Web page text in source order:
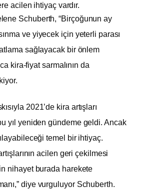
acilen ihtiyaç vardır.
Schuberth, “Birçoğunun ay
ve yiyecek için yeterli parası
sağlayacak bir önlem
kira-fiyat sarmalının da
2021’de kira artışları
yıl yeniden gündeme geldi. Ancak
temel bir ihtiyaç.
acilen geri çekilmesi
nihayet burada harekete
diye vurguluyor Schuberth.